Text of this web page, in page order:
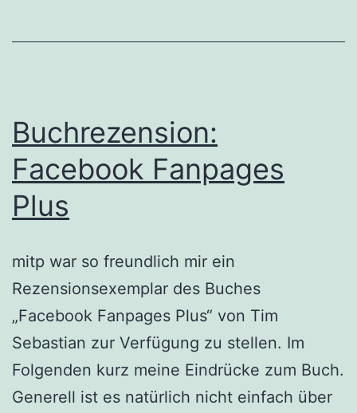
Buchrezension:
Facebook Fanpages
Plus
mitp war so freundlich mir ein
Rezensionsexemplar des Buches
„Facebook Fanpages Plus“ von Tim
Sebastian zur Verfügung zu stellen. Im
Folgenden kurz meine Eindrücke zum Buch.
Generell ist es natürlich nicht einfach über